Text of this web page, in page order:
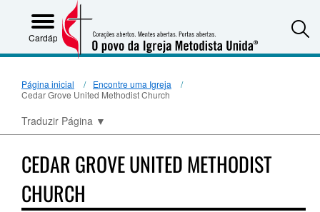
Cardápio
Página inicial
Encontre uma Igreja
Cedar Grove United Methodist Church
Traduzir Página ▼
CEDAR GROVE UNITED METHODIST
CHURCH